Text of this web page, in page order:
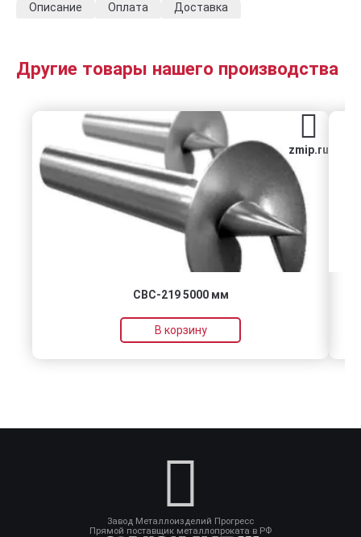
Описание Оплата Доставка
Другие товары нашего производства
zmip.ru
СВС-219 5000 мм
В корзину
Завод Металлоизделий Прогресс
Прямой поставщик металлопроката в РФ